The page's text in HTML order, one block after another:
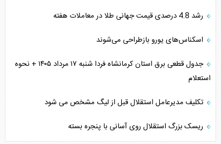
رشد 4.8 درصدی قیمت جهانی طلا در معاملات هفته
اسکناس‌های یورو بازطراحی می‌شوند
جدول قطعی برق استان کرمانشاه فردا شنبه ۱۷ مرداد ۱۴۰۵ + نحوه
استعلام
تکلیف مدیرعامل استقلال قبل از لیگ مشخص می شود
ریسک بزرگ استقلال روی آسانی با پنجره بسته